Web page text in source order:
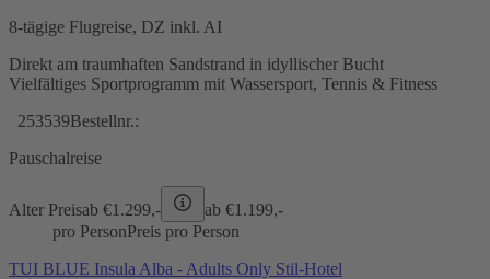
8-tägige Flugreise, DZ inkl. AI
Direkt am traumhaften Sandstrand in idyllischer Bucht
Vielfältiges Sportprogramm mit Wassersport, Tennis & Fitness
253539Bestellnr.:
Pauschalreise
Alter Preisab €1.299,- ab €1.199,-
pro PersonPreis pro Person
TUI BLUE Insula Alba - Adults Only Stil-Hotel